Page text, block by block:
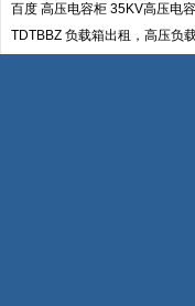
百度 高压电容柜 35KV高压电
TDTBBZ 负载箱出租，高压负